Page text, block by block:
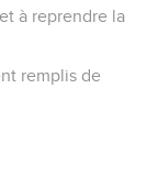
à reprendre la
remplis de